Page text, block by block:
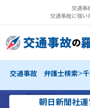
交通事
交通事故に強い
交通事故 弁護士検索>
朝日新聞社運